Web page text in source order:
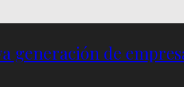
generación de